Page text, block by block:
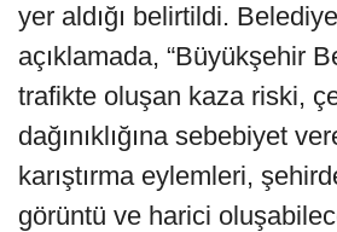
yer aldığı belirtildi.
açıklamada, “Büyükşehir
trafikte oluşan kaza riski,
dağınıklığına sebebiyet
karıştırma eylemleri,
görüntü ve harici